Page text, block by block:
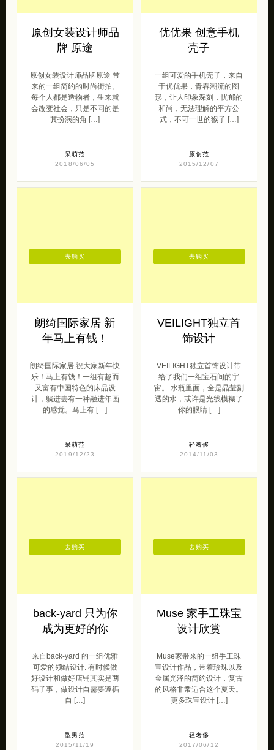
原创女装设计师品
牌 原途
原创女装设计师品牌原途 带
来的一组简约的时尚街拍。
每个人都是造物者，生来就
会改变社会，只是不同的是
其扮演的角 […]
呆萌范
2018/06/05
优优果 创意手机
壳子
一组可爱的手机壳子，来自
于优优果，青春潮流的图
形，让人印象深刻，忧郁的
和尚，无法理解的平方公
式，不可一世的猴子 […]
原创范
2015/12/07
朗绮国际家居 新
年马上有钱！
朗绮国际家居 祝大家新年快
乐！马上有钱！一组有趣而
又富有中国特色的床品设
计，躺进去有一种融进年画
的感觉。马上有 […]
呆萌范
2019/12/23
去购买
VEILIGHT独立首
饰设计
VEILIGHT独立首饰设计带
给了我们一组宝石间的宇
宙。 水瓶里面，全是晶莹剔
透的水，或许是光线模糊了
你的眼睛 […]
轻奢侈
2014/11/03
去购买
back-yard 只为你
成为更好的你
来自back-yard 的一组优雅
可爱的领结设计. 有时候做
好设计和做好店铺其实是两
码子事，做设计自需要遵循
自 […]
型男范
2015/11/19
去购买
Muse 家手工珠宝
设计欣赏
Muse家带来的一组手工珠
宝设计作品，带着珍珠以及
金属光泽的简约设计，复古
的风格非常适合这个夏天。
更多珠宝设计 […]
轻奢侈
2017/06/12
去购买